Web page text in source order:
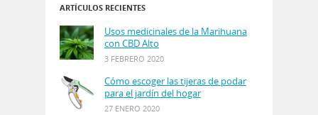
ARTÍCULOS RECIENTES
Usos medicinales de la Marihuana
con CBD Alto
3 FEBRERO 2020
Cómo escoger las tijeras de podar
para el jardín del hogar
27 ENERO 2020